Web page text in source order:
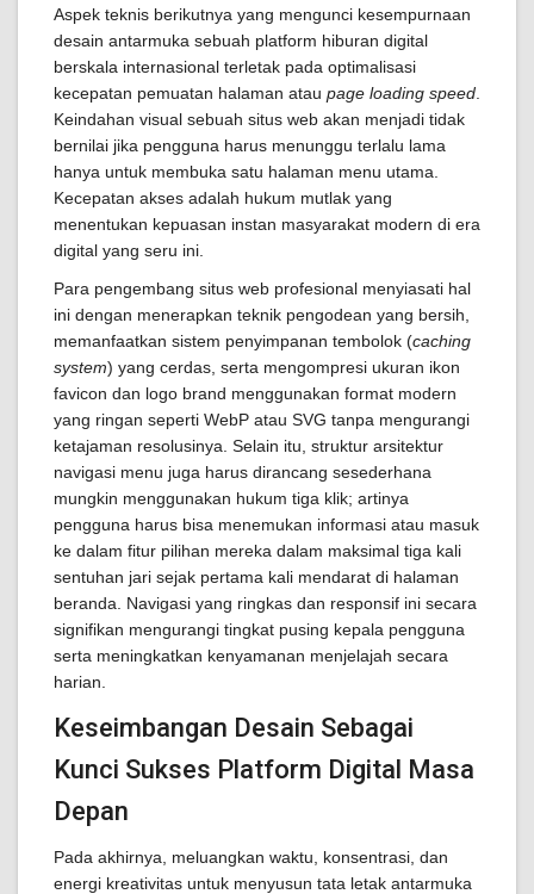
Aspek teknis berikutnya yang mengunci kesempurnaan
desain antarmuka sebuah platform hiburan digital
berskala internasional terletak pada optimalisasi
kecepatan pemuatan halaman atau page loading speed
Keindahan visual sebuah situs web akan menjadi tidak
bernilai jika pengguna harus menunggu terlalu lama
hanya untuk membuka satu halaman menu utama.
Kecepatan akses adalah hukum mutlak yang
menentukan kepuasan instan masyarakat modern di era
digital yang seru ini.
Para pengembang situs web profesional menyiasati hal
ini dengan menerapkan teknik pengodean yang bersih,
memanfaatkan sistem penyimpanan tembolok (caching
system) yang cerdas, serta mengompresi ukuran ikon
favicon dan logo brand menggunakan format modern
yang ringan seperti WebP atau SVG tanpa mengurangi
ketajaman resolusinya. Selain itu, struktur arsitektur
navigasi menu juga harus dirancang sesederhana
mungkin menggunakan hukum tiga klik; artinya
pengguna harus bisa menemukan informasi atau masuk
ke dalam fitur pilihan mereka dalam maksimal tiga kali
sentuhan jari sejak pertama kali mendarat di halaman
beranda. Navigasi yang ringkas dan responsif ini secara
signifikan mengurangi tingkat pusing kepala pengguna
serta meningkatkan kenyamanan menjelajah secara
harian.
Keseimbangan Desain Sebagai
Kunci Sukses Platform Digital Masa
Depan
Pada akhirnya, meluangkan waktu, konsentrasi, dan
energi kreativitas untuk menyusun tata letak antarmuka